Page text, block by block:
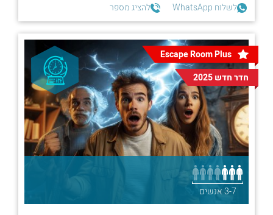
לשלוח WhatsApp
להציג מספר
Escape Room Plus
חדר חדש 2025
3-7 אנשים